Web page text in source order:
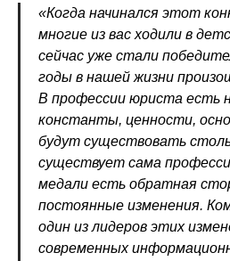
«Когда начинался этот
многие из вас ходили в
сейчас уже стали
годы в нашей жизни
В профессии юриста есть
константы, ценности,
будут существовать
существует сама
медали есть обратная
постоянные изменения.
один из лидеров этих
современных